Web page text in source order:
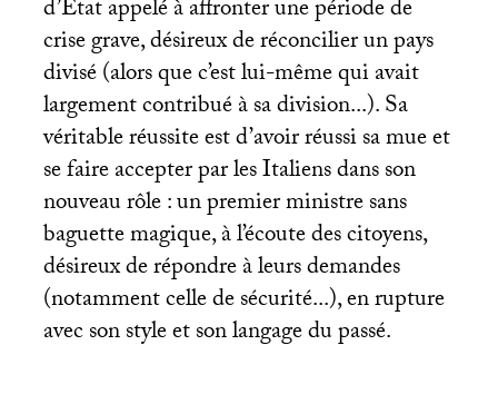
d’État appelé à affronter une période de
crise grave, désireux de réconcilier un pays
divisé (alors que c’est lui-même qui avait
largement contribué à sa division...). Sa
véritable réussite est d’avoir réussi sa mue et
se faire accepter par les Italiens dans son
nouveau rôle : un premier ministre sans
baguette magique, à l’écoute des citoyens,
désireux de répondre à leurs demandes
(notamment celle de sécurité...), en rupture
avec son style et son langage du passé.